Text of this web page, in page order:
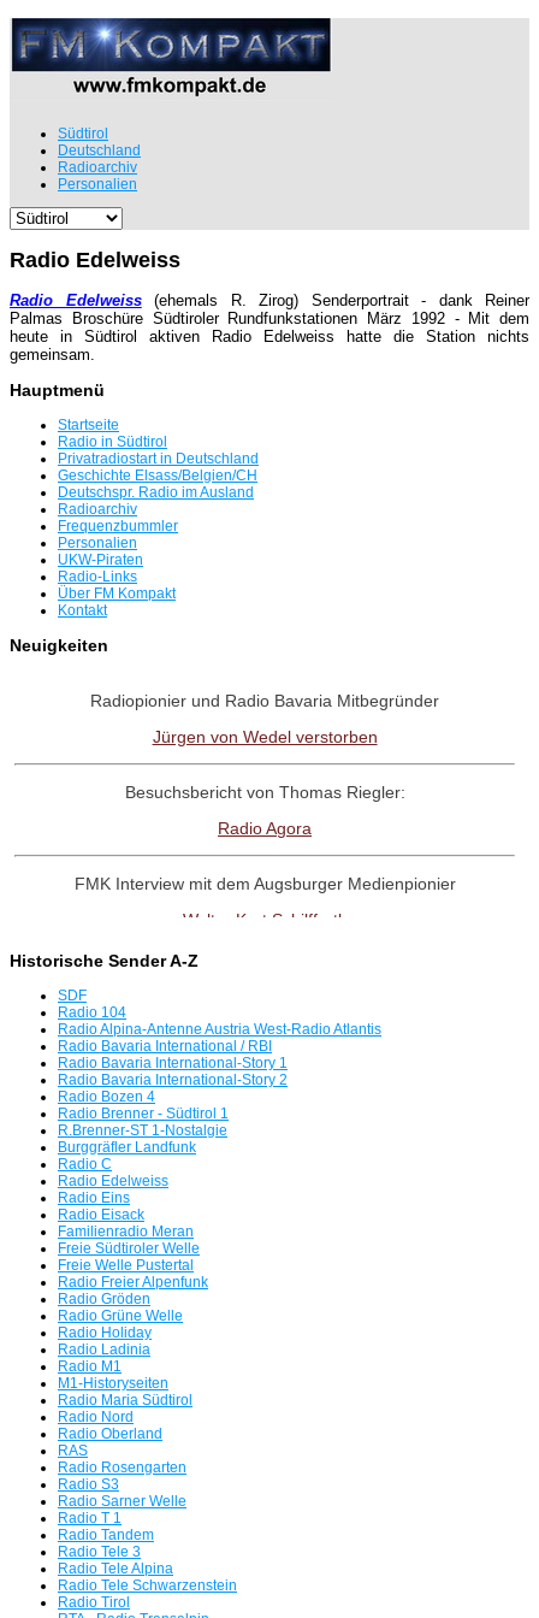
Südtirol
Deutschland
Radioarchiv
Personalien
Radio Edelweiss
Radio Edelweiss(ehemals R. Zirog) Senderportrait - dank Reiner
Palmas Broschüre Südtiroler Rundfunkstationen März 1992 - Mit dem
heute in Südtirol aktiven Radio Edelweiss hatte die Station nichts
gemeinsam.
Hauptmenü
Startseite
Radio in Südtirol
Privatradiostart in Deutschland
Geschichte Elsass/Belgien/CH
Deutschspr. Radio im Ausland
Radioarchiv
Frequenzbummler
Personalien
UKW-Piraten
Radio-Links
Über FM Kompakt
Kontakt
Neuigkeiten
Radiopionier und Radio Bavaria Mitbegründer
Jürgen von Wedel verstorben
Besuchsbericht von Thomas Riegler:
Radio Agora
FMK Interview mit dem Augsburger Medienpionier
Walter Kurt Schilffarth
Interview mit dem Radio UNO-Pionier
Tag der offenen Tür in Freimann
Radio Bavaria International plant für 8.8.26 eine Rückkehr auf
FM Kompakt besucht die Medienszene
Oberfranken und Vogtland
Radio Aktiv/Star*Sat Radio und 89 HIT FM waren Meilensteine -
Peter Pelunka mit 65 Jahren verstorben
Wir orgeln alles nieder - Der FMK-Südtirol Stream mit einem
Wiederhören der einstigen Radiopioniere auf
dem FMK-Südtirol Webradio
Historische Sender A-Z
SDF
Radio 104
Radio Alpina-Antenne Austria West-Radio Atlantis
Radio Bavaria International / RBI
Radio Bavaria International-Story 1
Radio Bavaria International-Story 2
Radio Bozen 4
Radio Brenner - Südtirol 1
R.Brenner-ST 1-Nostalgie
Burggräfler Landfunk
Radio C
Radio Edelweiss
Radio Eins
Radio Eisack
Familienradio Meran
Freie Südtiroler Welle
Freie Welle Pustertal
Radio Freier Alpenfunk
Radio Gröden
Radio Grüne Welle
Radio Holiday
Radio Ladinia
Radio M1
M1-Historyseiten
Radio Maria Südtirol
Radio Nord
Radio Oberland
RAS
Radio Rosengarten
Radio S3
Radio Sarner Welle
Radio T 1
Radio Tandem
Radio Tele 3
Radio Tele Alpina
Radio Tele Schwarzenstein
Radio Tirol